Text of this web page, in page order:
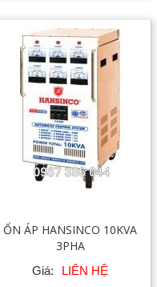
ỔN ÁP HANSINCO 10KVA
3PHA
Giá: LIÊN HỆ